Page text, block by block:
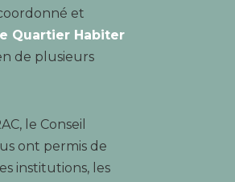
et
Quartier Habiter
de plusieurs
le Conseil
ont permis de
institutions, les